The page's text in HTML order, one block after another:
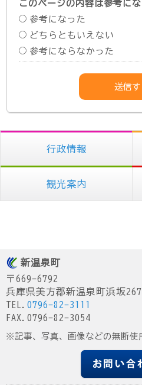
このページの内容は参考に
参考になった
どちらともいえない
参考にならなかった
行政情報
観光案内
新温泉町
〒669-6792
兵庫県美方郡新温泉町浜坂
TEL. 0796-82-3111
FAX.0796-82-3054
※記事、写真、画像などの無断使